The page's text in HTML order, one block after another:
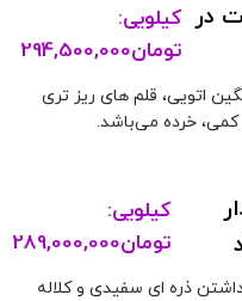
در کیلویی:
تومان294,500,000
اتویی، قلم های ریز تری
کمی، خرده می‌باشد.
کیلویی:
تومان289,000,000
ذره ای سفیدی و کلاله